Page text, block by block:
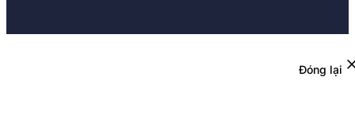
Đóng lại